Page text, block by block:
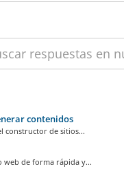
contenidos
constructor de sitios...
web de forma rápida y...